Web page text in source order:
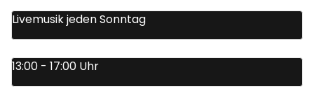
Livemusik jeden Sonntag
13:00 - 17:00 Uhr